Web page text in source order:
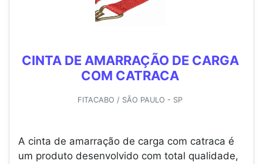
CINTA DE AMARRAÇÃO DE CARGA
COM CATRACA
FITACABO / SÃO PAULO - SP
A cinta de amarração de carga com catraca é
um produto desenvolvido com total qualidade,